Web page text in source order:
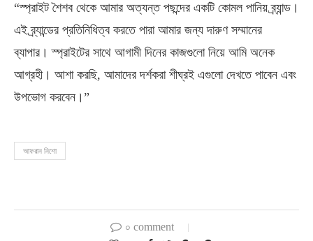
“স্প্রাইট শৈশব থেকে আমার অত্যন্ত পছন্দের একটি কোমল পানিয় ব্র্যান্ড।
এই ব্র্যান্ডের প্রতিনিধিত্ব করতে পারা আমার জন্য দারুণ সম্মানের
ব্যাপার। স্প্রাইটের সাথে আগামী দিনের কাজগুলো নিয়ে আমি অনেক
আগ্রহী। আশা করছি, আমাদের দর্শকরা শীঘ্রই এগুলো দেখতে পাবেন এবং
উপভোগ করবেন।”
আফরান নিশো
০ comment